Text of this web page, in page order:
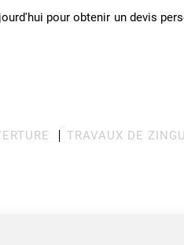
pour obtenir un devis
TRAVAUX DE